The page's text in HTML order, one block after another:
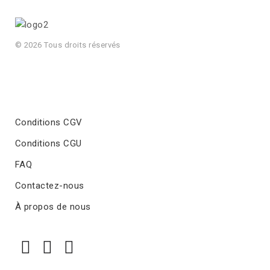
© 2026 Tous droits réservés
Conditions CGV
Conditions CGU
FAQ
Contactez-nous
À propos de nous